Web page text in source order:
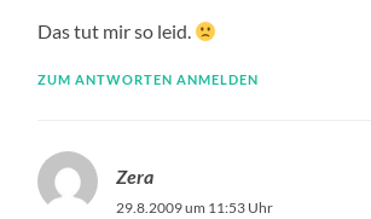
Das tut mir so leid.
ZUM ANTWORTEN ANMELDEN
Zera
29.8.2009 um 11:53 Uhr